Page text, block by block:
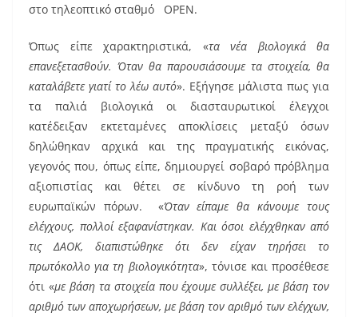
στο τηλεοπτικό σταθμό OPEN.
Όπως είπε χαρακτηριστικά, «τα νέα βιολογικά θα
επανεξετασθούν. Όταν θα παρουσιάσουμε τα στοιχεία, θα
καταλάβετε γιατί το λέω αυτό». Εξήγησε μάλιστα πως για
τα παλιά βιολογικά οι διασταυρωτικοί έλεγχοι
κατέδειξαν εκτεταμένες αποκλίσεις μεταξύ όσων
δηλώθηκαν αρχικά και της πραγματικής εικόνας,
γεγονός που, όπως είπε, δημιουργεί σοβαρό πρόβλημα
αξιοπιστίας και θέτει σε κίνδυνο τη ροή των
ευρωπαϊκών πόρων. «Όταν είπαμε θα κάνουμε τους
ελέγχους, πολλοί εξαφανίστηκαν. Και όσοι ελέγχθηκαν από
τις ΔΑΟΚ, διαπιστώθηκε ότι δεν είχαν τηρήσει το
πρωτόκολλο για τη βιολογικότητα», τόνισε και προσέθεσε
ότι «με βάση τα στοιχεία που έχουμε συλλέξει, με βάση τον
αριθμό των αποχωρήσεων, με βάση τον αριθμό των ελέγχων,